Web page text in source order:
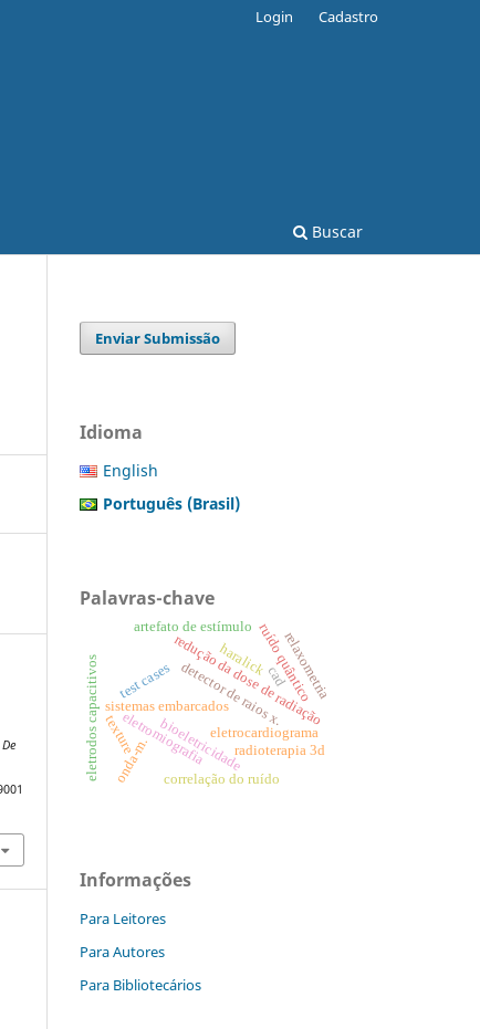
Buscar
Login Cadastro
Enviar Submissão
Idioma
English
Português (Brasil)
Palavras-chave
detector de raios x.
bioeletricidade
sistemas embarcados
eletrocardiograma
eletrodos capacitivos redução da dose de radiação
ruído quântico
correlação do ruído
eletromiografia
test cases
radioterapia 3d
onda-m.
artefato de estímulo
cad
haralick
texture
relaxometria
Informações
Para Leitores
Para Autores
Para Bibliotecários